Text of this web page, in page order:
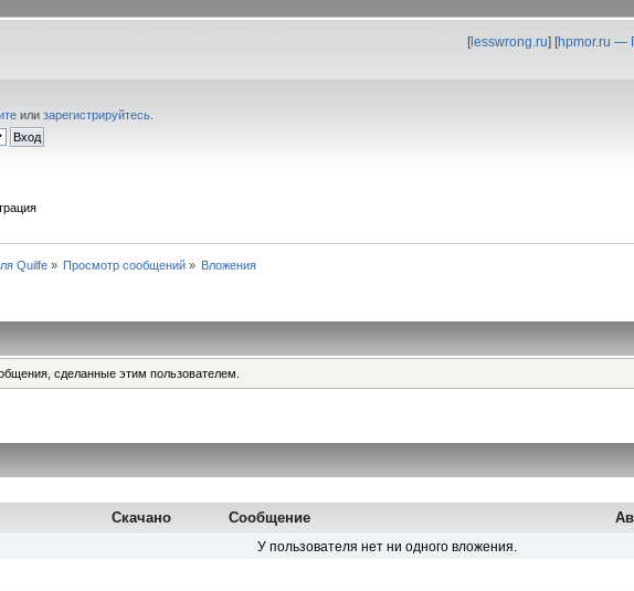
[lesswrong.ru] [hpmor.ru
илизарегистрируйтесь
Quilfe» Просмотр сообщений » Вложения
сделанные этим пользователем.
Скачано Сообщение
У пользователя нет ни одного вложения.